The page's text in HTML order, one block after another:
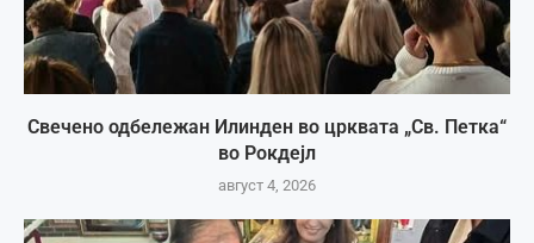
Свечено одбележан Илинден во црквата „Св. Петка“
во Рокдејл
август 4, 2026